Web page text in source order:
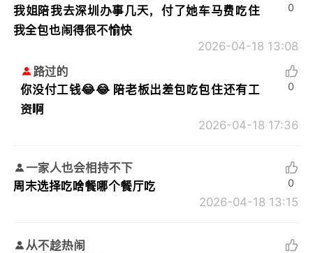
我姐陪我去深圳办事几天，付了她车马费吃住
我全包也闹得很不愉快
2026-04-18 13:08
0
路过的
你没付工钱😂😂 陪老板出差包吃包住还有工
资啊
2026-04-18 17:36
0
一家人也会相持不下
周末选择吃啥餐哪个餐厅吃
2026-04-18 13:15
0
从不趁热闹